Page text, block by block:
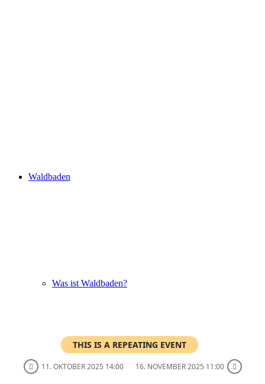
Waldbaden
Was ist Waldbaden?
THIS IS A REPEATING EVENT
11. OKTOBER 2025 14:00 16. NOVEMBER 2025 11:00